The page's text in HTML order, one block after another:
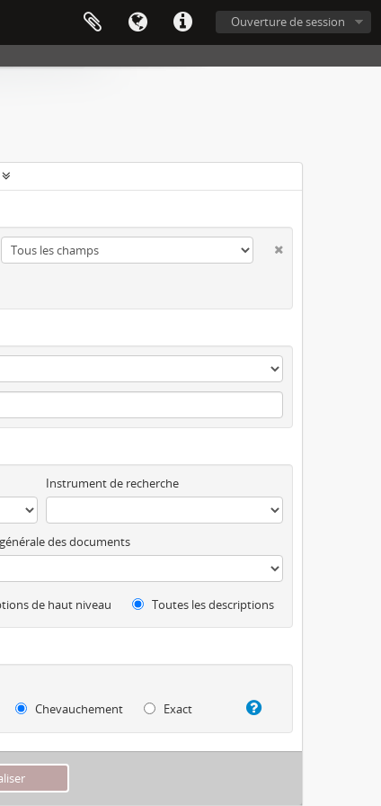
Ouverture de session
Instrument de recherche
des documents
de haut niveau Toutes les descriptions
Chevauchement
Exact